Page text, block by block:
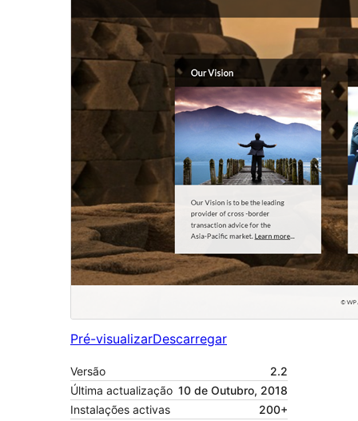
Pré-visualizarDescarregar
Versão
2.2
Última actualização 10 de Outubro, 2018
Instalações activas
200+